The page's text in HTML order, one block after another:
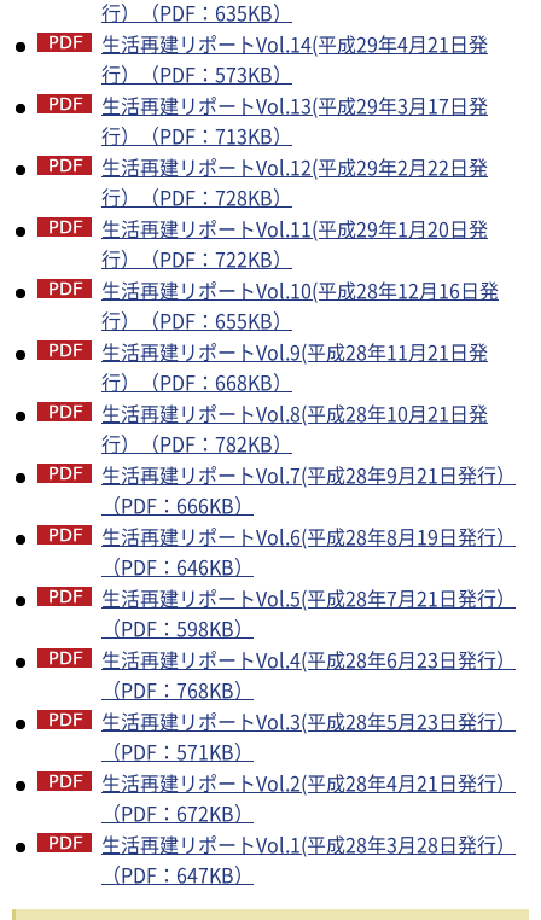
行）（PDF：635KB）
生活再建リポートVol.14(平成29年4月21日発
行）（PDF：573KB）
生活再建リポートVol.13(平成29年3月17日発
行）（PDF：713KB）
生活再建リポートVol.12(平成29年2月22日発
行）（PDF：728KB）
生活再建リポートVol.11(平成29年1月20日発
行）（PDF：722KB）
生活再建リポートVol.10(平成28年12月16日発
行）（PDF：655KB）
生活再建リポートVol.9(平成28年11月21日発
行）（PDF：668KB）
生活再建リポートVol.8(平成28年10月21日発
行）（PDF：782KB）
生活再建リポートVol.7(平成28年9月21日発行）
（PDF：666KB）
生活再建リポートVol.6(平成28年8月19日発行）
（PDF：646KB）
生活再建リポートVol.5(平成28年7月21日発行）
（PDF：598KB）
生活再建リポートVol.4(平成28年6月23日発行）
（PDF：768KB）
生活再建リポートVol.3(平成28年5月23日発行）
（PDF：571KB）
生活再建リポートVol.2(平成28年4月21日発行）
（PDF：672KB）
生活再建リポートVol.1(平成28年3月28日発行）
（PDF：647KB）